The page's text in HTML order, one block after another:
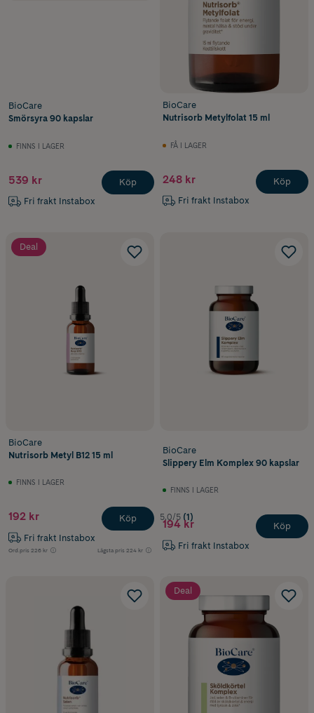
BioCare
Smörsyra 90 kapslar
FINNS I LAGER
539 kr
Fri frakt Instabox
Köp
BioCare
Nutrisorb Metylfolat 15 ml
FÅ I LAGER
248 kr
Fri frakt Instabox
Köp
Deal
BioCare
Nutrisorb Metyl B12 15 ml
FINNS I LAGER
192 kr
Fri frakt Instabox
Ord.pris 226 kr Lägsta pris 224 kr
Köp
BioCare
Slippery Elm Komplex 90 kapslar
FINNS I LAGER
5.0/5 (1)
194 kr
Fri frakt Instabox
Köp
Deal